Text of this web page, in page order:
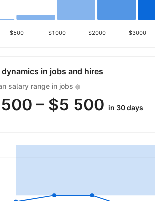
$500 $1000 $2000 $3000
dynamics in jobs and hires
salary range in jobs
– $5 500 in 30 days